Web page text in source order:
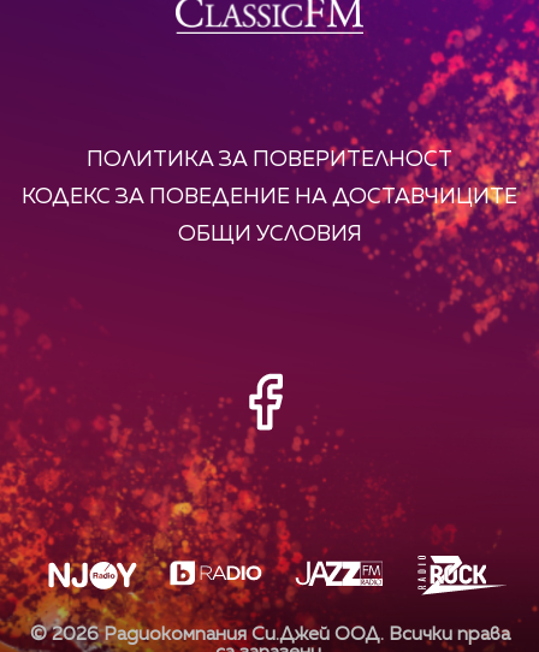
ПОЛИТИКА ЗА ПОВЕРИТЕЛНОСТ
КОДЕКС ЗА ПОВЕДЕНИЕ НА ДОСТАВЧИЦИТЕ
ОБЩИ УСЛОВИЯ
©2026Радиокомпания Си.Джей ООД. Всички права